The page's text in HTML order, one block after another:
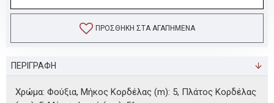
ΠΡΟΣΘΉΚΗ ΣΤΑ ΑΓΑΠΗΜΈΝΑ
ΠΕΡΙΓΡΑΦΗ
Χρώμα: Φούξια, Μήκος Κορδέλας (m): 5, Πλάτος Κορδέλας